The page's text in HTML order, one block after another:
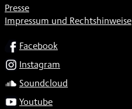
Presse
Impressum und Rechtshinweise
SOCIALFacebook
Instagram
Soundcloud
Youtube